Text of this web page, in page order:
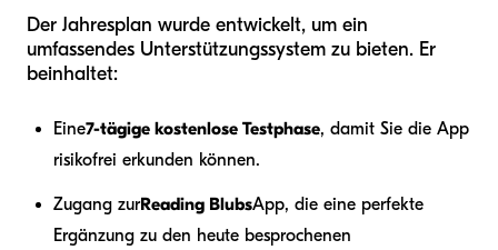
Der Jahresplan wurde entwickelt, um ein
umfassendes Unterstützungssystem zu bieten. Er
beinhaltet:
Eine7-tägige kostenlose Testphase, damit Sie die App
risikofrei erkunden können.
Zugang zurReading BlubsApp, die eine perfekte
Ergänzung zu den heute besprochenen